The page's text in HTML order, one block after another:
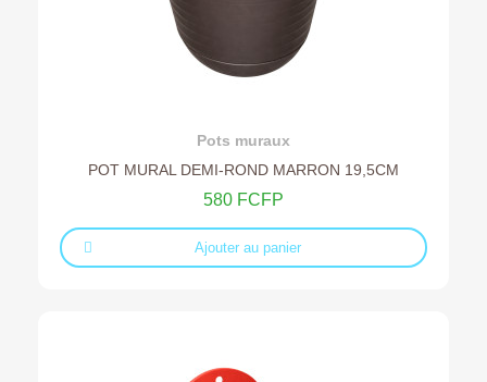
Ajouter au devis
Pots muraux
POT MURAL DEMI-ROND MARRON 19,5CM
580 FCFP
Ajouter au panier